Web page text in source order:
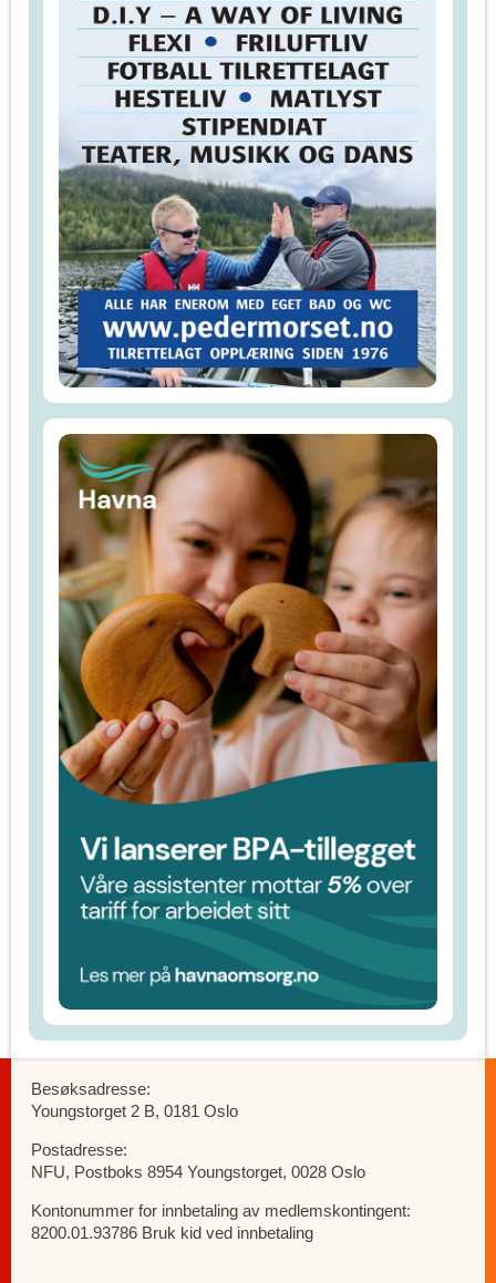
Besøksadresse:
Youngstorget 2 B, 0181 Oslo
Postadresse:
NFU, Postboks 8954 Youngstorget, 0028 Oslo
Kontonummer for innbetaling av medlemskontingent:
8200.01.93786 Bruk kid ved innbetaling